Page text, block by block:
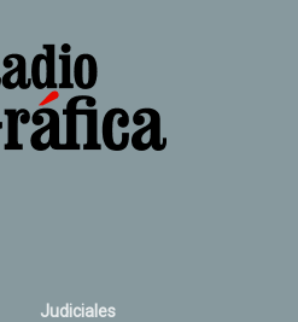
Judiciales